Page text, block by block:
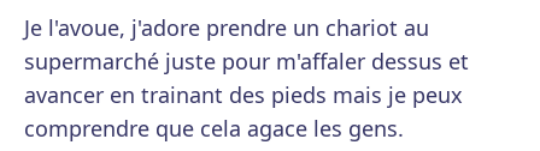
Je l'avoue, j'adore prendre un chariot au
supermarché juste pour m'affaler dessus et
avancer en trainant des pieds mais je peux
comprendre que cela agace les gens.